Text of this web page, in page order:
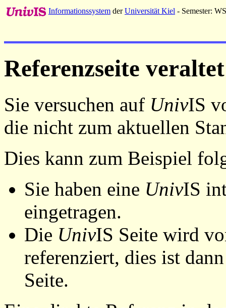
Informationssystem derUniversität Kiel - Semester:
Referenzseite veraltet
Sie versuchen auf UnivIS
die nicht zum aktuellen
Dies kann zum Beispiel
Sie haben eine UnivIS
eingetragen.
Die UnivIS Seite wird
referenziert, dies ist
Seite.